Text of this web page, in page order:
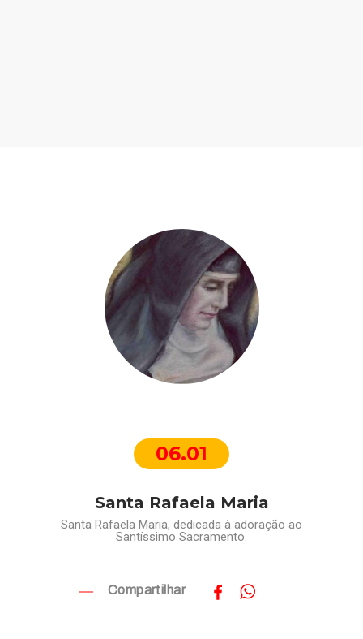
06.01
Santa Rafaela Maria
Santa Rafaela Maria, dedicada à adoração ao
Santíssimo Sacramento.
Compartilhar